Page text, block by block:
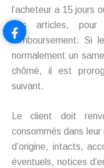
l’acheteur a 15 jours
des articles,
remboursement. Si
normalement un
chômé, il est
suivant.
Le client doit
consommés dans
d’origine, intacts,
éventuels, notices